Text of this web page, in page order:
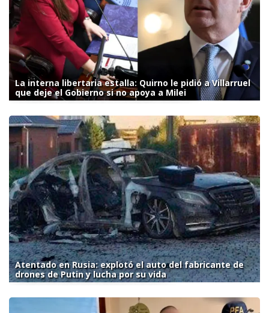
La interna libertaria estalla: Quirno le pidió a Villarruel
que deje el Gobierno si no apoya a Milei
Atentado en Rusia: explotó el auto del fabricante de
drones de Putin y lucha por su vida